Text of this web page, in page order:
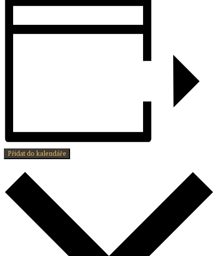
Přidat do kalendáře